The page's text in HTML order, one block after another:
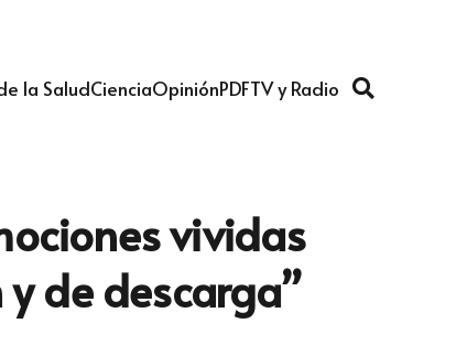
la SaludCienciaOpiniónPDFTV y Radio
vividas
de descarga”